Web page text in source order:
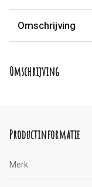
Omschrijving
Omschrijving
Productinformatie
Merk